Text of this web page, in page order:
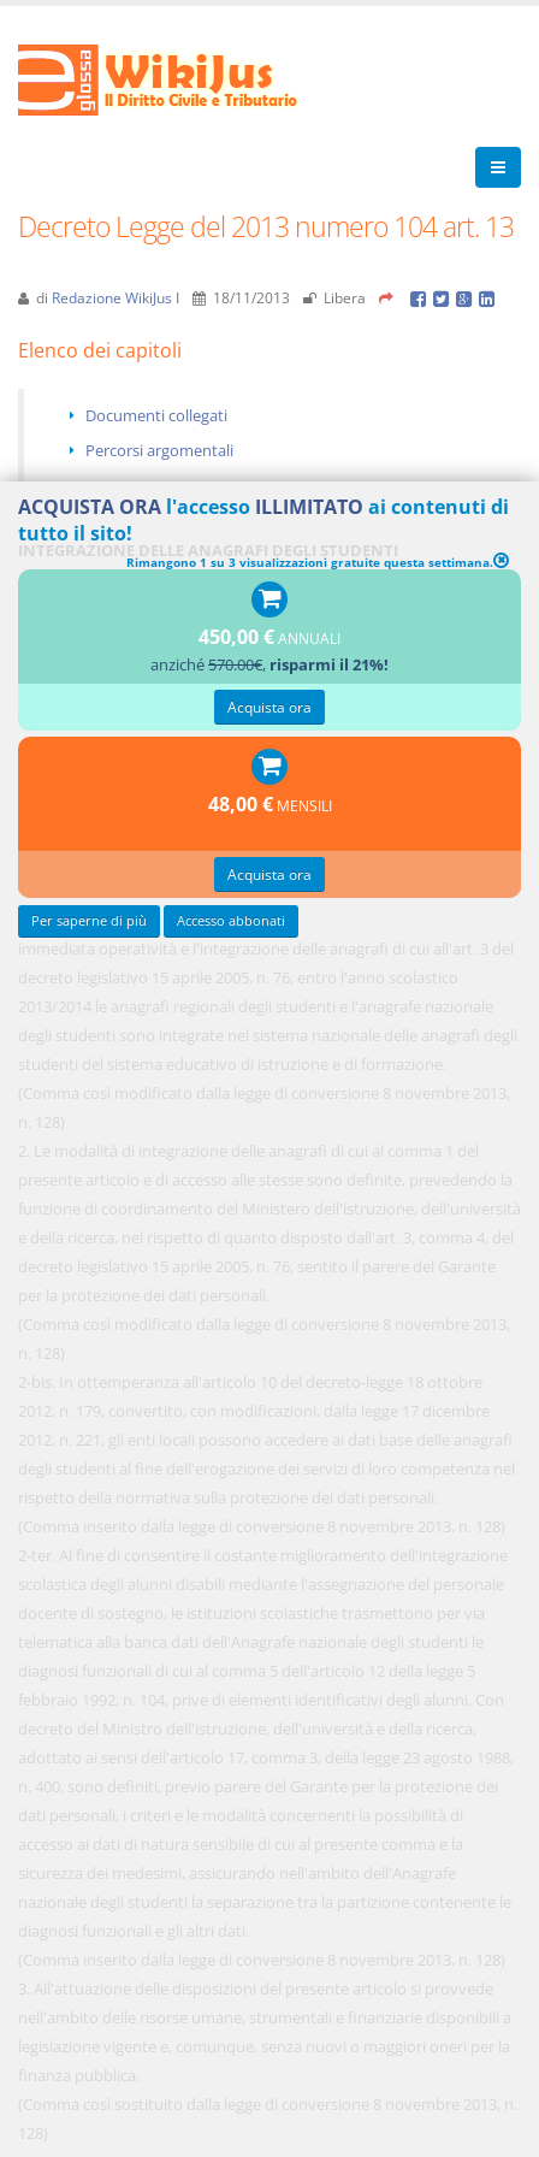
Decreto Legge del 2013 numero 104 art. 13
di Redazione WikiJus I 18/11/2013 Libera
Elenco dei capitoli
Documenti collegati
Percorsi argomentali
INTEGRAZIONE DELLE ANAGRAFI DEGLI STUDENTI
immediata operatività e l'integrazione delle anagrafi di cui all'art. 3 del
decreto legislativo 15 aprile 2005, n. 76, entro l'anno scolastico
2013/2014 le anagrafi regionali degli studenti e l'anagrafe nazionale
degli studenti sono integrate nel sistema nazionale delle anagrafi degli
studenti del sistema educativo di istruzione e di formazione.
(Comma così modificato dalla legge di conversione 8 novembre 2013,
n. 128)
2. Le modalità di integrazione delle anagrafi di cui al comma 1 del
presente articolo e di accesso alle stesse sono definite, prevedendo la
funzione di coordinamento del Ministero dell'istruzione, dell'università
e della ricerca, nel rispetto di quanto disposto dall'art. 3, comma 4, del
decreto legislativo 15 aprile 2005, n. 76, sentito il parere del Garante
per la protezione dei dati personali.
(Comma così modificato dalla legge di conversione 8 novembre 2013,
n. 128)
2-bis. In ottemperanza all'articolo 10 del decreto-legge 18 ottobre
2012, n. 179, convertito, con modificazioni, dalla legge 17 dicembre
2012, n. 221, gli enti locali possono accedere ai dati base delle anagrafi
degli studenti al fine dell'erogazione dei servizi di loro competenza nel
rispetto della normativa sulla protezione dei dati personali.
(Comma inserito dalla legge di conversione 8 novembre 2013, n. 128)
2-ter. Al fine di consentire il costante miglioramento dell'integrazione
scolastica degli alunni disabili mediante l'assegnazione del personale
docente di sostegno, le istituzioni scolastiche trasmettono per via
telematica alla banca dati dell'Anagrafe nazionale degli studenti le
diagnosi funzionali di cui al comma 5 dell'articolo 12 della legge 5
febbraio 1992, n. 104, prive di elementi identificativi degli alunni. Con
decreto del Ministro dell'istruzione, dell'università e della ricerca,
adottato ai sensi dell'articolo 17, comma 3, della legge 23 agosto 1988,
n. 400, sono definiti, previo parere del Garante per la protezione dei
dati personali, i criteri e le modalità concernenti la possibilità di
accesso ai dati di natura sensibile di cui al presente comma e la
sicurezza dei medesimi, assicurando nell'ambito dell'Anagrafe
nazionale degli studenti la separazione tra la partizione contenente le
diagnosi funzionali e gli altri dati.
(Comma inserito dalla legge di conversione 8 novembre 2013, n. 128)
3. All'attuazione delle disposizioni del presente articolo si provvede
nell'ambito delle risorse umane, strumentali e finanziarie disponibili a
legislazione vigente e, comunque, senza nuovi o maggiori oneri per la
finanza pubblica.
(Comma così sostituito dalla legge di conversione 8 novembre 2013, n.
128)
ACQUISTA ORA l'accesso ILLIMITATO ai contenuti di
tutto il sito!
Rimangono 1 su 3 visualizzazioni gratuite questa settimana.
450,00 €ANNUALI
anziché570.00€, risparmi il 21%!
Acquista ora
48,00 € MENSILI
Acquista ora
Per saperne di più Accesso abbonati